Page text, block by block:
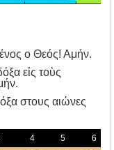
ο Θεός! Αμήν.
εἰς τοὺς
στους αιώνες
4 5 6